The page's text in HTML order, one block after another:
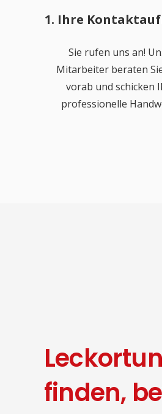
1. Ihre
Sie rufen uns an!
Mitarbeiter beraten
vorab und schicken
professionelle
finden,